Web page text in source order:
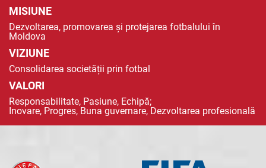
MISIUNE
Dezvoltarea, promovarea și protejarea fotbalului în
Moldova
VIZIUNE
Consolidarea societății prin fotbal
VALORI
Responsabilitate, Pasiune, Echipă;
Inovare, Progres, Buna guvernare, Dezvoltarea profesională